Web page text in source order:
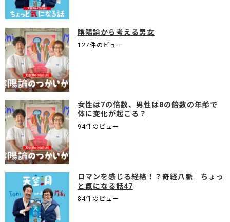
陰陽論から考える男女
127件のビュー
女性は7の倍数、男性は8の倍数の年齢で
体に変化が起こる？
94件のビュー
ロマンを感じる経絡！？奇経八脈｜ちょっ
と氣になる話47
84件のビュー